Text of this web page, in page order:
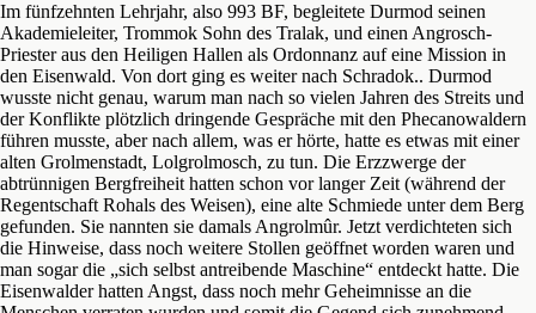
Im fünfzehnten Lehrjahr, also 993 BF, begleitete Durmod seinen
Akademieleiter, Trommok Sohn des Tralak, und einen Angrosch-
Priester aus den Heiligen Hallen als Ordonnanz auf eine Mission in
den Eisenwald. Von dort ging es weiter nach Schradok.. Durmod
wusste nicht genau, warum man nach so vielen Jahren des Streits und
der Konflikte plötzlich dringende Gespräche mit den Phecanowaldern
führen musste, aber nach allem, was er hörte, hatte es etwas mit einer
alten Grolmenstadt, Lolgrolmosch, zu tun. Die Erzzwerge der
abtrünnigen Bergfreiheit hatten schon vor langer Zeit (während der
Regentschaft Rohals des Weisen), eine alte Schmiede unter dem Berg
gefunden. Sie nannten sie damals Angrolmûr. Jetzt verdichteten sich
die Hinweise, dass noch weitere Stollen geöffnet worden waren und
man sogar die „sich selbst antreibende Maschine“ entdeckt hatte. Die
Eisenwalder hatten Angst, dass noch mehr Geheimnisse an die